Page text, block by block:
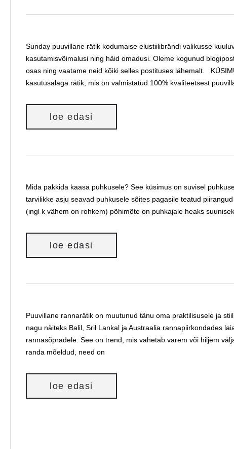
Sunday puuvillane rätik kodumaise elustiilibrändi valikusse
kasutamisvõimalusi ning häid omadusi. Oleme kogunud
osas ning vaatame neid kõiki selles postituses lähemalt.
kasutusalaga rätik, mis on valmistatud 100% kvaliteetsest
loe edasi
Mida pakkida kaasa puhkusele? See küsimus on suvisel
tarvilikke asju seavad puhkusele sõites pagasile teatud
(ingl k vähem on rohkem) põhimõte on puhkajale heaks
loe edasi
Puuvillane rannarätik on muutunud tänu oma praktilisusele ja
nagu näiteks Balil, Sril Lankal ja Austraalia rannapiirkondades
rannasõpradele. See on trend, mis vahetab varem või hiljem
randa mõeldud, need on
loe edasi